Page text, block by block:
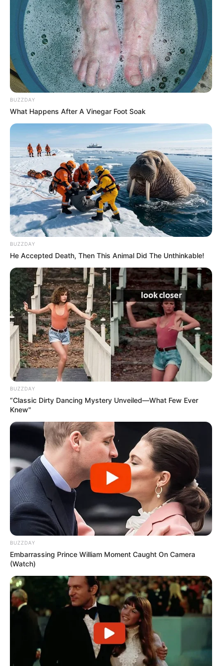
Le prix d’un ticket peut varier, mais de base il
est fixé à 2.5 euros par grille.
Tirages et Gagnants :
Les tirages ont lieu à des intervalles réguliers,
deux fois par semaine chaque Lundi et Jeudi.
Les numéros gagnants sont tirés au sort et les
participants qui possèdent les combinaisons
correspondantes peuvent gagner des prix
substantiels.
Catégories de Gains :
Les gains sont distribués en fonction du
nombre de numéros et d’étoile corrects. Il y a
plusieurs catégories de gains, avec le jackpot
réservé aux joueurs qui ont tous les numéros et
l’étoile corrects.
Les Derniers Gagnants
Les informations sur les derniers gagnants de
Eurodreams sont régulièrement mises à jour sur
le site officiel de la FDJ et les médias associés.
Les gagnants peuvent varier en nombre et en
montant des gains, avec parfois le jackpot
BUZZDAY
What Happens After A Vinegar Foot Soak
BUZZDAY
He Accepted Death, Then This Animal Did The Unthinkable!
BUZZDAY
“Classic Dirty Dancing Mystery Unveiled—What Few Ever
Knew"
BUZZDAY
Embarrassing Prince William Moment Caught On Camera
(Watch)